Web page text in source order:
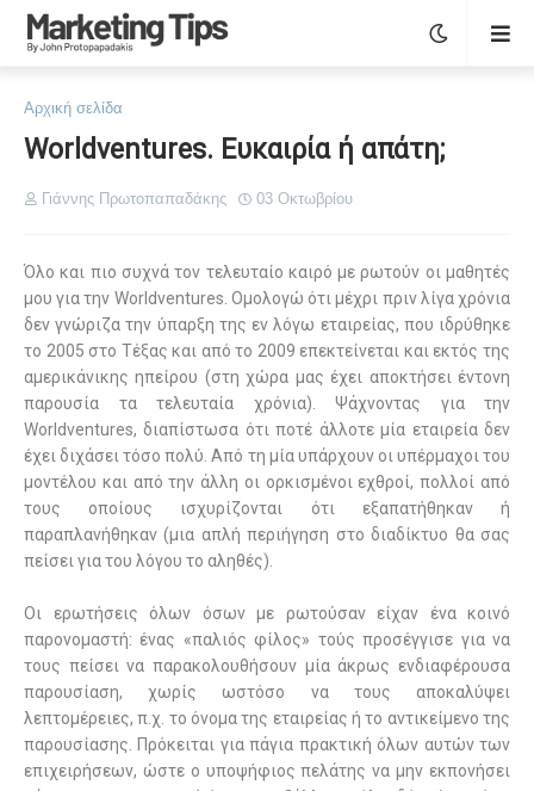
Αρχική σελίδα
Worldventures. Ευκαιρία ή απάτη;
Γιάννης Πρωτοπαπαδάκης 03 Οκτωβρίου
Όλο και πιο συχνά τον τελευταίο καιρό με ρωτούν οι μαθητές
μου για την Worldventures. Ομολογώ ότι μέχρι πριν λίγα χρόνια
δεν γνώριζα την ύπαρξη της εν λόγω εταιρείας, που ιδρύθηκε
το 2005 στο Τέξας και από το 2009 επεκτείνεται και εκτός της
αμερικάνικης ηπείρου (στη χώρα μας έχει αποκτήσει έντονη
παρουσία τα τελευταία χρόνια). Ψάχνοντας για την
Worldventures, διαπίστωσα ότι ποτέ άλλοτε μία εταιρεία δεν
έχει διχάσει τόσο πολύ. Από τη μία υπάρχουν οι υπέρμαχοι του
μοντέλου και από την άλλη οι ορκισμένοι εχθροί, πολλοί από
τους οποίους ισχυρίζονται ότι εξαπατήθηκαν ή
παραπλανήθηκαν (μια απλή περιήγηση στο διαδίκτυο θα σας
πείσει για του λόγου το αληθές).
Οι ερωτήσεις όλων όσων με ρωτούσαν είχαν ένα κοινό
παρονομαστή: ένας «παλιός φίλος» τούς προσέγγισε για να
τους πείσει να παρακολουθήσουν μία άκρως ενδιαφέρουσα
παρουσίαση, χωρίς ωστόσο να τους αποκαλύψει
λεπτομέρειες, π.χ. το όνομα της εταιρείας ή το αντικείμενο της
παρουσίασης. Πρόκειται για πάγια πρακτική όλων αυτών των
επιχειρήσεων, ώστε ο υποψήφιος πελάτης να μην εκπονήσει